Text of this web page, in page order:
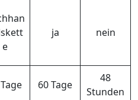
e
ja nein
60 Tage
48
Stunden